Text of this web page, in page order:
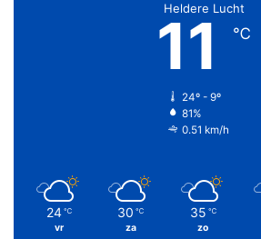
Heldere Lucht
11 ℃
24º - 9º
81%
0.51 km/h
24 ℃
vr
30 ℃
za
35 ℃
zo